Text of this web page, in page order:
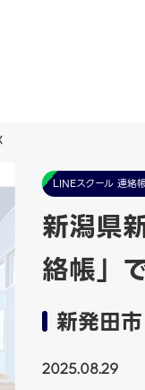
LINEスクール 連絡
新潟県
絡帳」
新発田市
2025.08.29